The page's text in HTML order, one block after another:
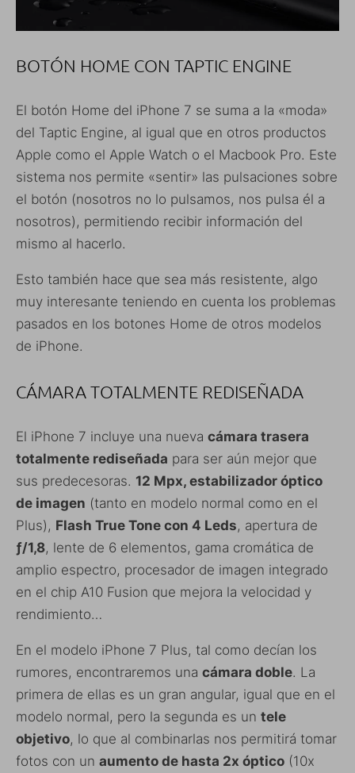
BOTÓN HOME CON TAPTIC ENGINE
El botón Home del iPhone 7 se suma a la «moda»
del Taptic Engine, al igual que en otros productos
Apple como el Apple Watch o el Macbook Pro. Este
sistema nos permite «sentir» las pulsaciones sobre
el botón (nosotros no lo pulsamos, nos pulsa él a
nosotros), permitiendo recibir información del
mismo al hacerlo.
Esto también hace que sea más resistente, algo
muy interesante teniendo en cuenta los problemas
pasados en los botones Home de otros modelos
de iPhone.
CÁMARA TOTALMENTE REDISEÑADA
El iPhone 7 incluye una nueva cámara trasera
totalmente rediseñada para ser aún mejor que
sus predecesoras. 12 Mpx, estabilizador óptico
de imagen (tanto en modelo normal como en el
Plus), Flash True Tone con 4 Leds, apertura de
ƒ/1,8, lente de 6 elementos, gama cromática de
amplio espectro, procesador de imagen integrado
en el chip A10 Fusion que mejora la velocidad y
rendimiento…
En el modelo iPhone 7 Plus, tal como decían los
rumores, encontraremos una cámara doble. La
primera de ellas es un gran angular, igual que en el
modelo normal, pero la segunda es un tele
objetivo, lo que al combinarlas nos permitirá tomar
fotos con un aumento de hasta 2x óptico (10x